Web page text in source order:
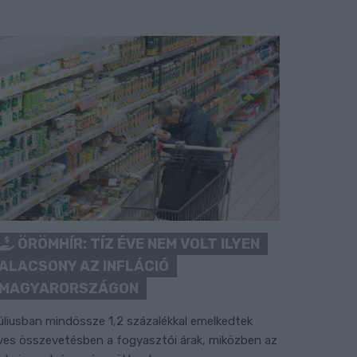
ÖRÖMHÍR: TÍZ ÉVE NEM VOLT ILYEN
AZ INFLÁCIÓ
mindössze 1,2 százalékkal emelkedtek
összevetésben a fogyasztói árak, miközben az